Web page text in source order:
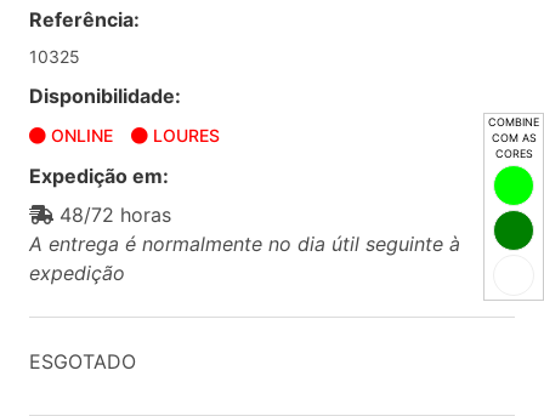
COMBINE
COM AS
CORES
Referência:
10325
Disponibilidade:
ONLINE LOURES
Expedição em:
48/72 horas
A entrega é normalmente no dia útil seguinte à
expedição
ESGOTADO